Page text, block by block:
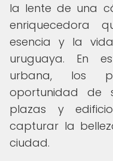
la lente de una
enriquecedora
esencia y la
uruguaya. En
urbana, los
oportunidad de
plazas y
capturar la
ciudad.